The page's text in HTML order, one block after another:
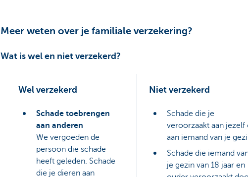
Meer weten over je familiale verzekering?
Wat is wel en niet verzekerd?
Wel verzekerd
Schade toebrengen
aan anderen
We vergoeden de
persoon die schade
heeft geleden. Schade
die je dieren aan
Niet verzekerd
Schade die je
veroorzaakt aan jezelf
aan iemand van je
Schade die iemand
je gezin van 18 jaar en